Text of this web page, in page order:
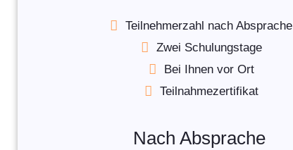
Teilnehmerzahl nach Absprache
Zwei Schulungstage
Bei Ihnen vor Ort
Teilnahmezertifikat
Nach Absprache